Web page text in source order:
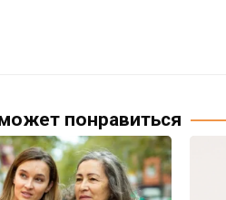
понравиться